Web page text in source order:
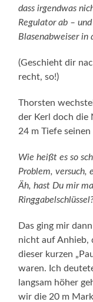
dass irgendwas
Regulator ab –
Blasenabweiser in
(Geschieht dir
recht, so!)
Thorsten
der Kerl doch die
24 m Tiefe
Wie heißt es so
Problem, versuch,
Äh, hast Du mir
Das ging mir
nicht auf Anhieb,
dieser kurzen
waren. Ich
langsam höher
wir die 20 m